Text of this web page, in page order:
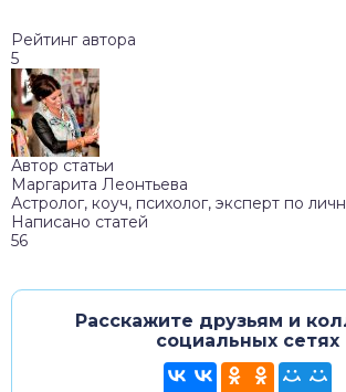
Рейтинг автора
5
Автор статьи
Маргарита Леонтьева
Астролог, коуч, психолог, эксперт по
Написано статей
56
Расскажите друзьям и
социальных сетях